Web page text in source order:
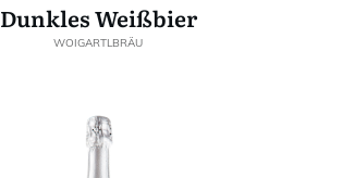
Dunkles Weißbier
WOIGARTLBRÄU